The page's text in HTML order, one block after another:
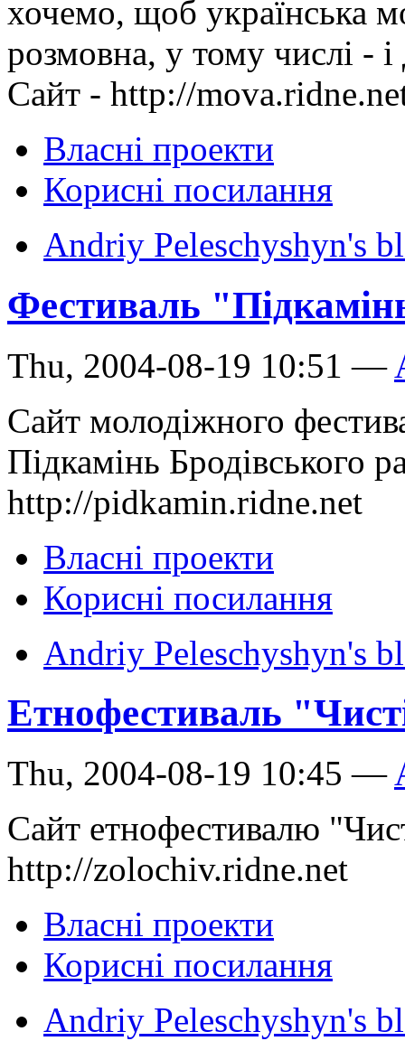
хочемо, щоб українська
розмовна, у тому числі -
Сайт - http://
Власні проекти
Корисні посилання
Andriy Peleschyshyn's
Фестиваль
Thu, 2004-08-19 10:51 —
Сайт молодіжного
Підкамінь Бродівського
http://pidkamin.ridne.net
Власні проекти
Корисні посилання
Andriy Peleschyshyn's
Етнофестиваль
Thu, 2004-08-19 10:45 —
Сайт етнофестивалю
http://zolochiv.ridne.net
Власні проекти
Корисні посилання
Andriy Peleschyshyn's